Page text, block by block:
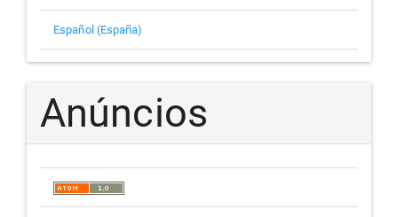
Español (España)
Anúncios